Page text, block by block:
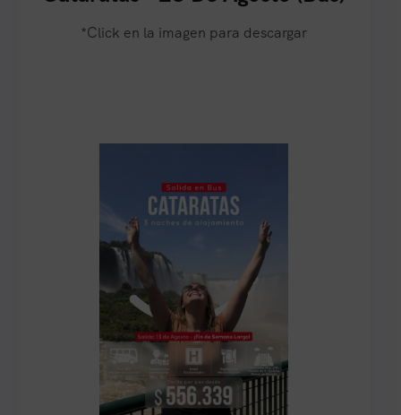
*Click en la imagen para descargar